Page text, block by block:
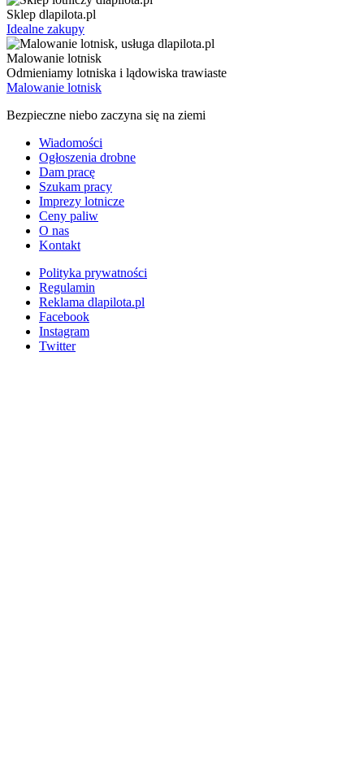
Sklep dlapilota.pl
Idealne zakupy
Malowanie lotnisk
Odmieniamy lotniska i lądowiska trawiaste
Malowanie lotnisk
Bezpieczne niebo zaczyna się na ziemi
Wiadomości
Ogłoszenia drobne
Dam pracę
Szukam pracy
Imprezy lotnicze
Ceny paliw
O nas
Kontakt
Polityka prywatności
Regulamin
Reklama dlapilota.pl
Facebook
Instagram
Twitter